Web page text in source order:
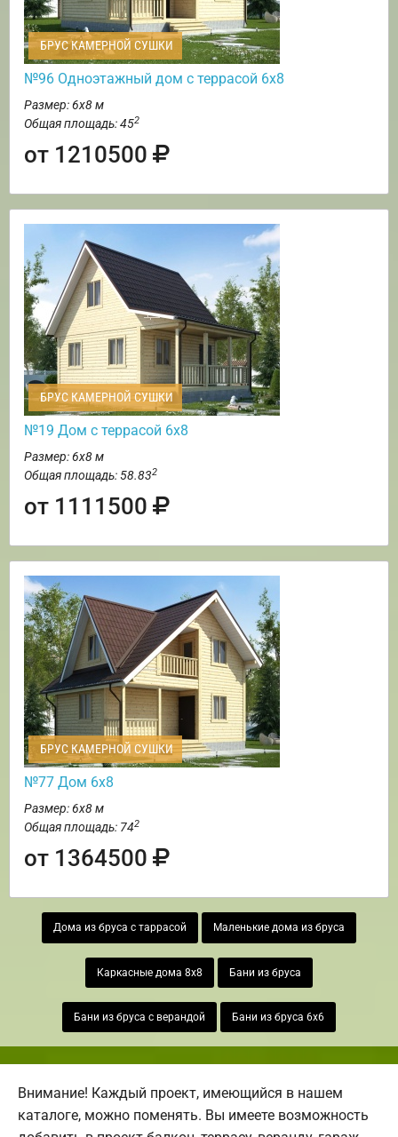
БРУС КАМЕРНОЙ СУШКИ
№96 Одноэтажный дом с террасой 6х8
Размер: 6х8 м
Общая площадь: 452
от 1210500
БРУС КАМЕРНОЙ СУШКИ
№19 Дом с террасой 6х8
Размер: 6х8 м
Общая площадь: 58.832
от 1111500
БРУС КАМЕРНОЙ СУШКИ
№77 Дом 6х8
Размер: 6х8 м
Общая площадь: 742
от 1364500
Дома из бруса с таррасой Маленькие дома из бруса
Каркасные дома 8х8 Бани из бруса
Бани из бруса с верандой Бани из бруса 6х6
Внимание! Каждый проект, имеющийся в нашем
каталоге, можно поменять. Вы имеете возможность